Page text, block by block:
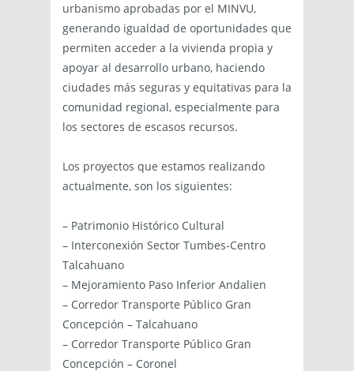
urbanismo aprobadas por el MINVU,
generando igualdad de oportunidades que
permiten acceder a la vivienda propia y
apoyar al desarrollo urbano, haciendo
ciudades más seguras y equitativas para la
comunidad regional, especialmente para
los sectores de escasos recursos.
Los proyectos que estamos realizando
actualmente, son los siguientes:
– Patrimonio Histórico Cultural
– Interconexión Sector Tumbes-Centro
Talcahuano
– Mejoramiento Paso Inferior Andalien
– Corredor Transporte Público Gran
Concepción – Talcahuano
– Corredor Transporte Público Gran
Concepción – Coronel